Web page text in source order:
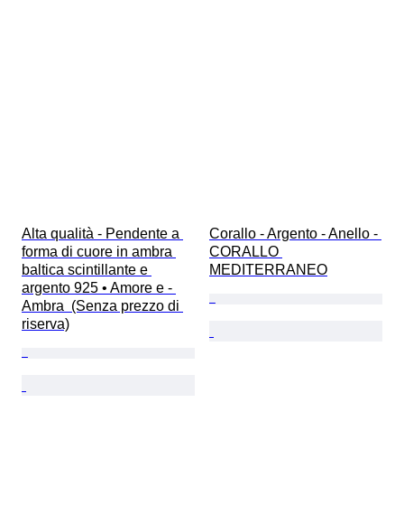
Alta qualità - Pendente a
forma di cuore in ambra
baltica scintillante e
argento 925 • Amore e -
Ambra  (Senza prezzo di
riserva)
Corallo - Argento - Anello -
CORALLO
MEDITERRANEO